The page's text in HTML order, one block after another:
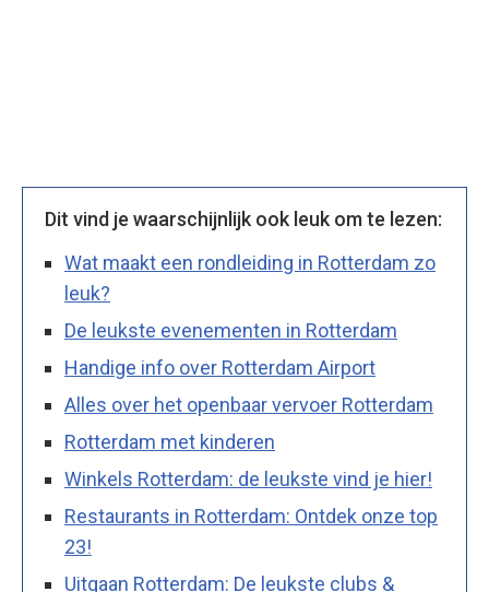
Dit vind je waarschijnlijk ook leuk om te lezen:
Wat maakt een rondleiding in Rotterdam zo
leuk?
De leukste evenementen in Rotterdam
Handige info over Rotterdam Airport
Alles over het openbaar vervoer Rotterdam
Rotterdam met kinderen
Winkels Rotterdam: de leukste vind je hier!
Restaurants in Rotterdam: Ontdek onze top
23!
Uitgaan Rotterdam: De leukste clubs &